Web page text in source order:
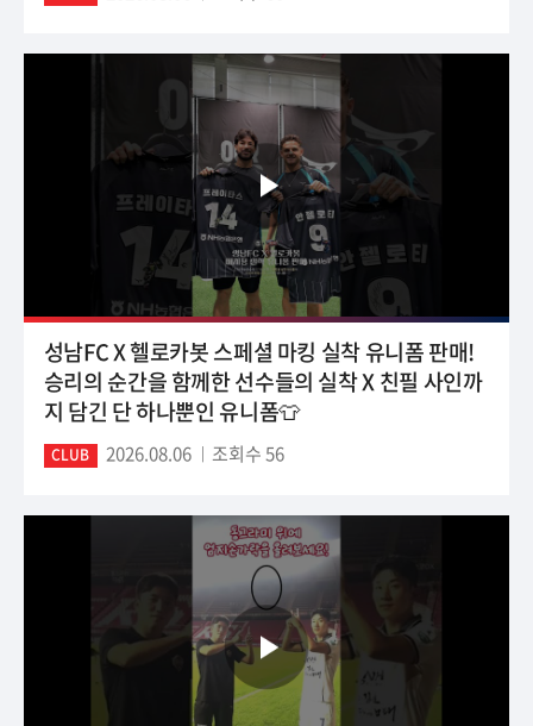
성남FC X 헬로카봇 스페셜 마킹 실착 유니폼 판매!
승리의 순간을 함께한 선수들의 실착 X 친필 사인까
지 담긴 단 하나뿐인 유니폼👕
CLUB 2026.08.06 조회수 56